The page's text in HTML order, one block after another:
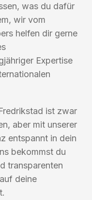
was du dafür
wir vom
helfen dir gerne
Expertise
ist zwar
aber mit unserer
entspannt in dein
bekommst du
transparenten
deine